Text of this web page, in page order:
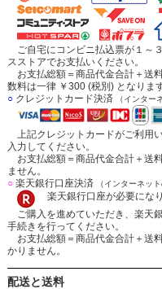
ご自宅にコンビニ払込票が１～
スストアでお支払いください。
お支払総額＝商品代金合計＋送
数料は一律 ￥300 (税別) となります
○クレジットカード決済 （インター
上記クレジットカードがご利用
入力してください。
お支払総額＝商品代金合計＋送
ません。
○楽天銀行口座決済 （インターネット
楽天銀行口座が必要になり
ご購入を進めていただき、楽天
手続きを行ってください。
お支払総額＝商品代金合計＋送
かりません。
配送と送料